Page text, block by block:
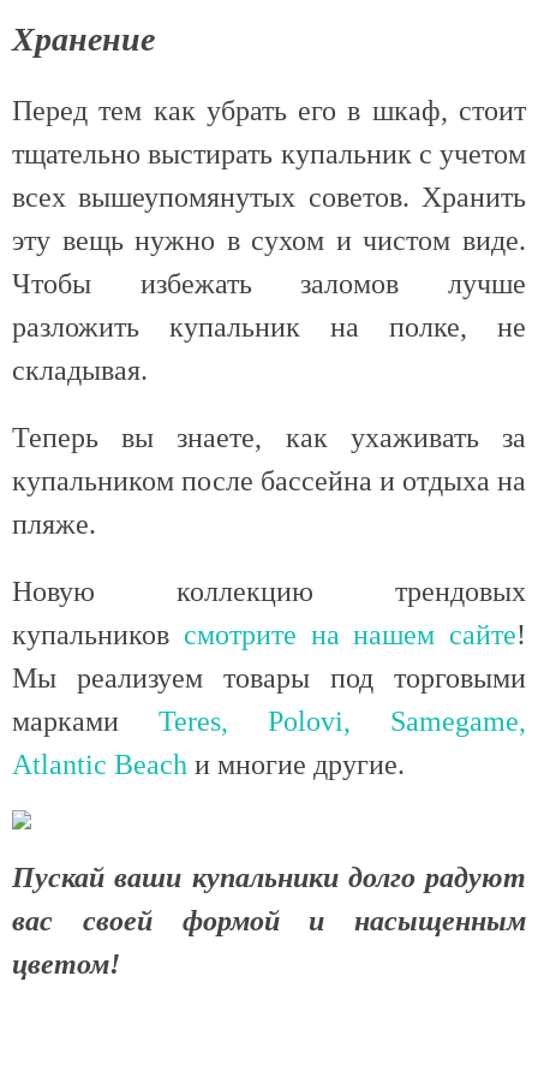
Хранение
Перед тем как убрать его в шкаф, стоит
тщательно выстирать купальник с учетом
всех вышеупомянутых советов. Хранить
эту вещь нужно в сухом и чистом виде.
Чтобы избежать заломов лучше
разложить купальник на полке, не
складывая.
Теперь вы знаете, как ухаживать за
купальником после бассейна и отдыха на
пляже.
Новую коллекцию трендовых
купальников смотрите на нашем сайте!
Мы реализуем товары под торговыми
марками Teres, Polovi, Samegame,
Atlantic Beach и многие другие.
Пускай ваши купальники долго радуют
вас своей формой и насыщенным
цветом!